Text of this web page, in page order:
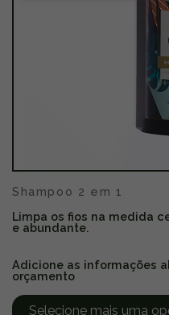
Shampoo 2 em 1
Limpa os fios na medida
e abundante.
Adicione as informações
orçamento